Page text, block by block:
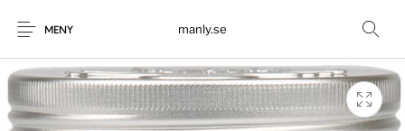
MENY manly.se